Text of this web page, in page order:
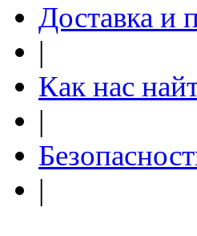
Доставка и
|
Как нас
|
|